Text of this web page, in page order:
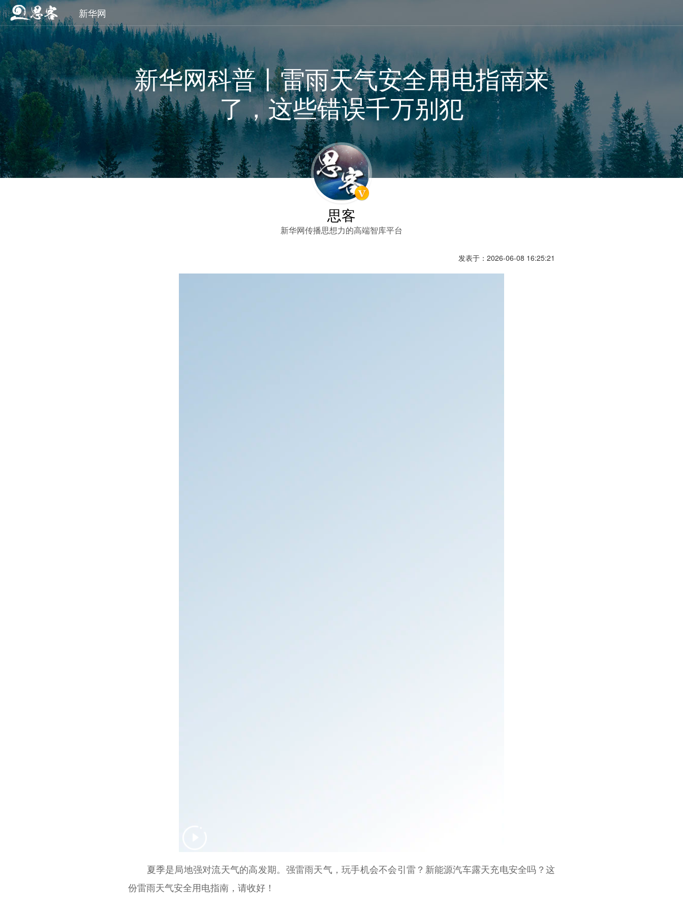
新华网
新华网科普丨雷雨天气安全用电指南来
了，这些错误千万别犯
思客
新华网传播思想力的高端智库平台
发表于：2026-06-08 16:25:21
夏季是局地强对流天气的高发期。强雷雨天气，玩手机会不会引雷？新能源汽车露天充电安全吗？这
份雷雨天气安全用电指南，请收好！